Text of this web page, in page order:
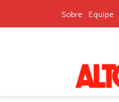
Sobre Equipe